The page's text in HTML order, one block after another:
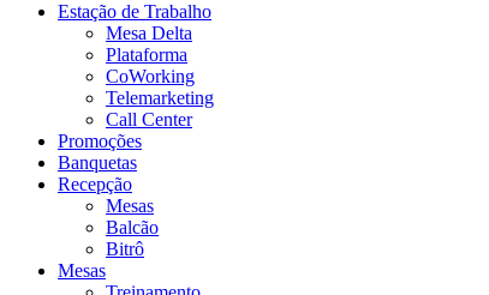
Estação de Trabalho
Mesa Delta
Plataforma
CoWorking
Telemarketing
Call Center
Promoções
Banquetas
Recepção
Mesas
Balcão
Bitrô
Mesas